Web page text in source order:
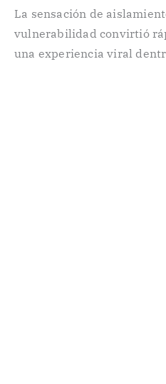
La sensación de
vulnerabilidad convirtió
una experiencia viral